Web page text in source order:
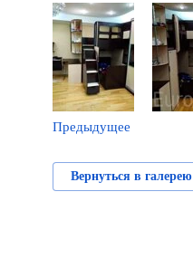
Предыдущее
Вернуться в галерею